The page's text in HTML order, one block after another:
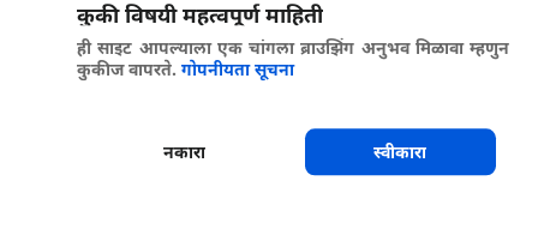
कुकी विषयी महत्वपूर्ण माहिती
ही साइट आपल्याला एक चांगला ब्राउझिंग अनुभव मिळावा म्हणुन
कुकीज वापरते. गोपनीयता सूचना
नकारा स्वीकारा